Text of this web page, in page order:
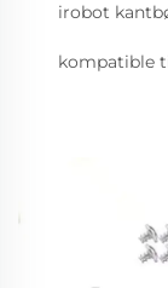
irobot
kompatible